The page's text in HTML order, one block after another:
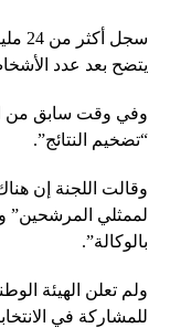
يتضح بعد عدد
وفي وقت سابق من
“تضخيم النتائج”.
وقالت اللجنة إن
لممثلي المرشحين”
بالوكالة”.
ولم تعلن الهيئة
للمشاركة في